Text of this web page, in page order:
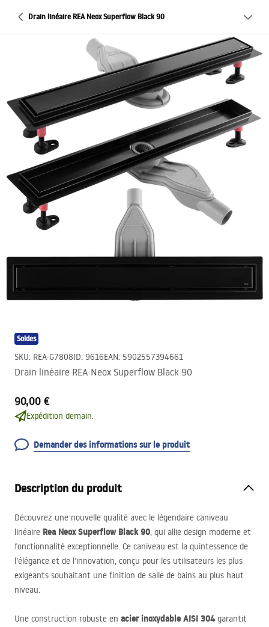
Drain linéaire REA Neox Superflow Black 90
Soldes
SKU: REA-G7808ID: 9616EAN: 5902557394661
Drain linéaire REA Neox Superflow Black 90
90,00 €
Expédition demain.
Demander des informations sur le produit
Description du produit
Découvrez une nouvelle qualité avec le légendaire caniveau
linéaire Rea Neox Superflow Black 90, qui allie design moderne et
fonctionnalité exceptionnelle. Ce caniveau est la quintessence de
l’élégance et de l’innovation, conçu pour les utilisateurs les plus
exigeants souhaitant une finition de salle de bains au plus haut
niveau.
Une construction robuste en acier inoxydable AISI 304garantit